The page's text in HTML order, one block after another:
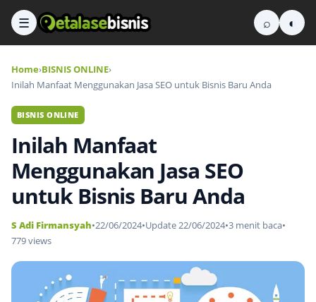
☰ ⌕ ◐
Home›BISNIS ONLINE›
Inilah Manfaat Menggunakan Jasa SEO untuk Bisnis Baru Anda
BISNIS ONLINE
Inilah Manfaat
Menggunakan Jasa SEO
untuk Bisnis Baru Anda
S Adi Firmansyah•22/06/2024•Update 22/06/2024•3 menit baca•
779 views